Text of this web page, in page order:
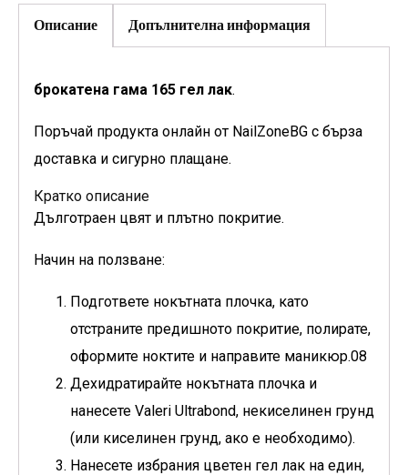
Описание Допълнителна информация
брокатена гама 165 гел лак.
Поръчай продукта онлайн от NailZoneBG с бърза
доставка и сигурно плащане.
Кратко описание
Дълготраен цвят и плътно покритие.
Начин на ползване:
Подгответе нокътната плочка, като
отстраните предишното покритие, полирате,
оформите ноктите и направите маникюр.08
Дехидратирайте нокътната плочка и
нанесете Valeri Ultrabond, некиселинен грунд
(или киселинен грунд, ако е необходимо).
Нанесете избрания цветен гел лак на един,